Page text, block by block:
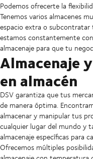
Podemos ofrecerte la
Tenemos varios almacenes
espacio extra o
estamos constantemente
almacenaje para que tu
Almacenaje
en almacén
DSV garantiza que tus
de manera óptima.
almacenar y manipular tus
cualquier lugar del mundo y
almacenaje específicas para
Ofrecemos múltiples